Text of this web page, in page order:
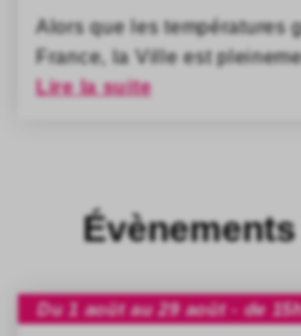
Alors que les températures
France, la Ville est
Lire la suite
Du 1 août au 29 août - de